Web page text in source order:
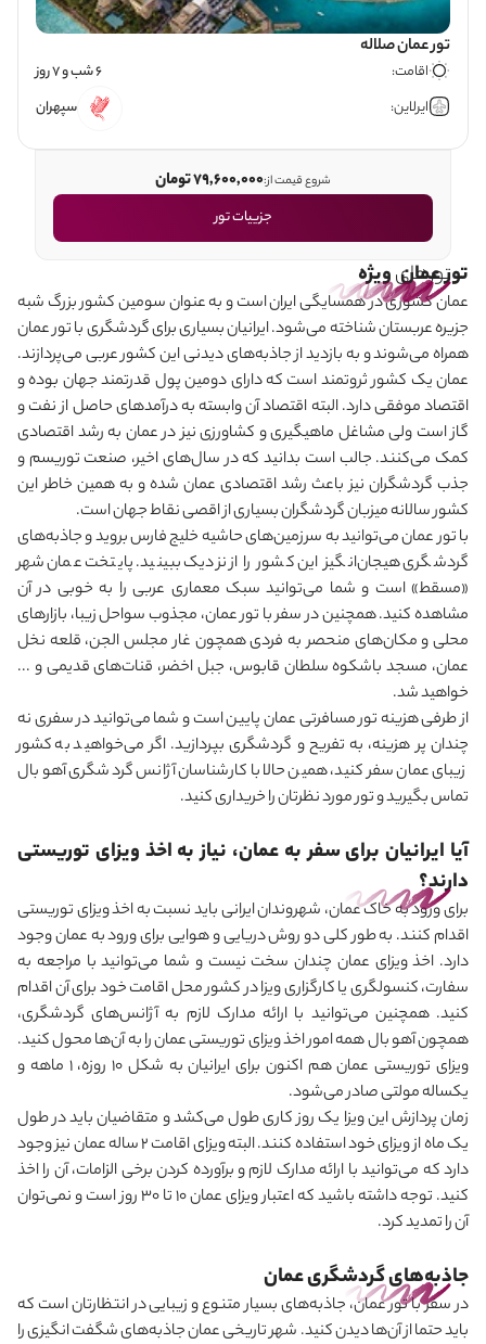
تور عمان صلاله
اقامت:
6 شب و 7 روز
ایرلاین:
سپهران
شروع قیمت از:79,600,000 تومان
جزییات تور
تورهایویژه تور عمان
عمان کشوری در همسایگی ایران است و به عنوان سومین کشور بزرگ شبه
جزیره عربستان شناخته میشود. ایرانیان بسیاری برای گردشگری با تور عمان
همراه میشوند و به بازدید از جاذبه‌های دیدنی این کشور عربی میپردازند.
عمان یک کشور ثروتمند است که دارای دومین پول قدرتمند جهان بوده و
اقتصاد موفقی دارد. البته اقتصاد آن وابسته به درآمدهای حاصل از نفت و
گاز است ولی مشاغل ماهیگیری و کشاورزی نیز در عمان به رشد اقتصادی
کمک میکنند. جالب است بدانید که در سال‌های اخیر، صنعت توریسم و
جذب گردشگران نیز باعث رشد اقتصادی عمان شده و به همین خاطر این
کشور سالانه میزبان گردشگران بسیاری از اقصی نقاط جهان است.
با تور عمان میتوانید به سرزمین‌های حاشیه خلیج فارس بروید و جاذبه‌های
گردشگری هیجان‌انگیز این کشور را از نزدیک ببینید. پایتخت عمان شهر
«مسقط» است و شما میتوانید سبک معماری عربی را به خوبی در آن
مشاهده کنید. همچنین در سفر با تور عمان، مجذوب سواحل زیبا، بازارهای
محلی و مکان‌های منحصر به فردی همچون غار مجلس الجن، قلعه نخل
عمان، مسجد باشکوه سلطان قابوس، جبل اخضر، قنات‌های قدیمی و ...
خواهید شد.
از طرفی هزینه تور مسافرتی عمان پایین است و شما میتوانید در سفری نه
چندان پر هزینه، به تفریح و گردشگری بپردازید. اگر میخواهید به کشور
زیبای عمان سفر کنید، همین حالا با کارشناسان آژانس گردشگری آهو بال
تماس بگیرید و تور مورد نظرتان را خریداری کنید.
آیا ایرانیان برای سفر به عمان، نیاز به اخذ ویزای توریستی
دارند؟
برای ورود به خاک عمان، شهروندان ایرانی باید نسبت به اخذ ویزای توریستی
اقدام کنند. به طور کلی دو روش دریایی و هوایی برای ورود به عمان وجود
دارد. اخذ ویزای عمان چندان سخت نیست و شما میتوانید با مراجعه به
سفارت، کنسولگری یا کارگزاری ویزا در کشور محل اقامت خود برای آن اقدام
کنید. همچنین میتوانید با ارائه مدارک لازم به آژانس‌های گردشگری،
همچون آهو بال همه امور اخذ ویزای توریستی عمان را به آن‌ها محول کنید.
ویزای توریستی عمان هم اکنون برای ایرانیان به شکل 10 روزه، 1 ماهه و
یکساله مولتی صادر می‌شود.
زمان پردازش این ویزا یک روز کاری طول میکشد و متقاضیان باید در طول
یک ماه از ویزای خود استفاده کنند. البته ویزای اقامت 2 ساله عمان نیز وجود
دارد که میتوانید با ارائه مدارک لازم و برآورده کردن برخی الزامات، آن را اخذ
کنید. توجه داشته باشید که اعتبار ویزای عمان 10 تا 30 روز است و نمی
توان
آن را تمدید کرد.
جاذبه‌های گردشگری عمان
در سفر با تور عمان، جاذبه‌های بسیار متنوع و زیبایی در انتظارتان است که
باید حتما از آن‌ها دیدن کنید. شهر تاریخی عمان جاذبه‌های شگفت انگیزی را